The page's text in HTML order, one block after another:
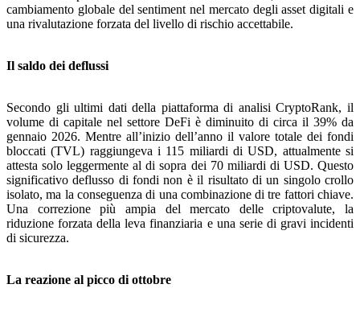
cambiamento globale del sentiment nel mercato degli asset digitali e
una rivalutazione forzata del livello di rischio accettabile.
Il saldo dei deflussi
Secondo gli ultimi dati della piattaforma di analisi CryptoRank, il
volume di capitale nel settore DeFi è diminuito di circa il 39% da
gennaio 2026. Mentre all’inizio dell’anno il valore totale dei fondi
bloccati (TVL) raggiungeva i 115 miliardi di USD, attualmente si
attesta solo leggermente al di sopra dei 70 miliardi di USD. Questo
significativo deflusso di fondi non è il risultato di un singolo crollo
isolato, ma la conseguenza di una combinazione di tre fattori chiave.
Una correzione più ampia del mercato delle criptovalute, la
riduzione forzata della leva finanziaria e una serie di gravi incidenti
di sicurezza.
La reazione al picco di ottobre